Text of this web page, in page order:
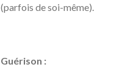
(parfois de soi-même).
Guérison :